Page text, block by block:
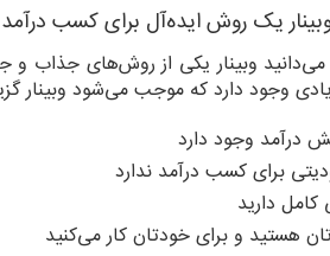
وبینار یک روش ایده‌آل برای کسب
وبینار یکی از روش‌های جذاب
وجود دارد که موجب می‌شود وبینار
درآمد وجود دارد
برای کسب درآمد ندارد
کامل دارید
هستید و برای خودتان کار می‌کنید